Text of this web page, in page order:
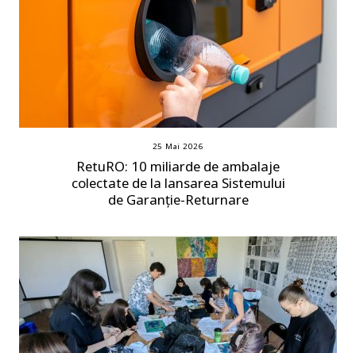
25 Mai 2026
RetuRO: 10 miliarde de ambalaje
colectate de la lansarea Sistemului
de Garanție-Returnare